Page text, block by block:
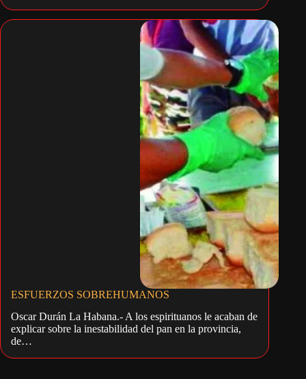
ESFUERZOS SOBREHUMANOS
Oscar Durán La Habana.- A los espirituanos le acaban de
explicar sobre la inestabilidad del pan en la provincia,
de…